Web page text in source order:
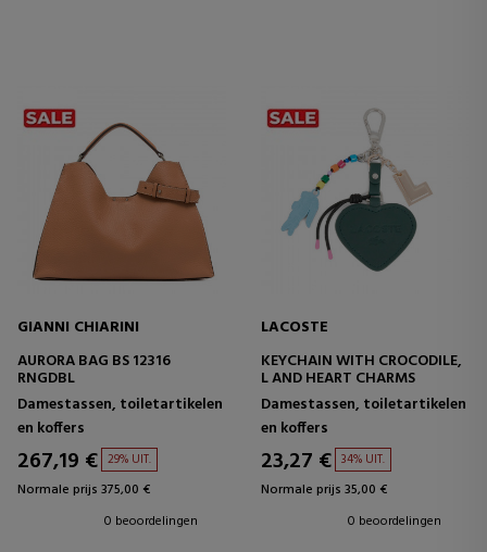
GIANNI CHIARINI
AURORA BAG BS 12316
RNGDBL
Damestassen, toiletartikelen
en koffers
267,19 € 29% UIT.
Normale prijs 375,00 €
0 beoordelingen
LACOSTE
KEYCHAIN WITH CROCODILE,
L AND HEART CHARMS
Damestassen, toiletartikelen
en koffers
23,27 € 34% UIT.
Normale prijs 35,00 €
0 beoordelingen